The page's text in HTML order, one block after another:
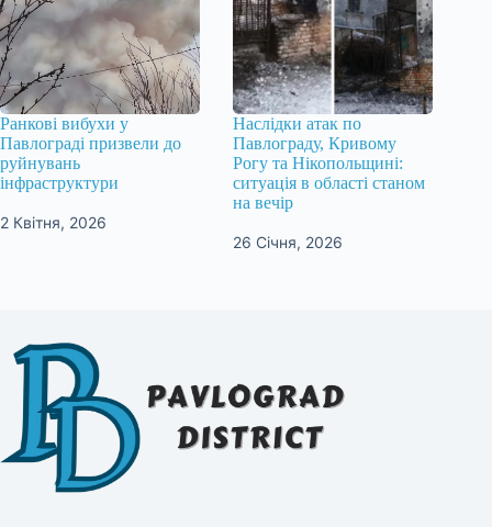
Ранкові вибухи у
Павлограді призвели до
руйнувань
інфраструктури
2 Квітня, 2026
Наслідки атак по
Павлограду, Кривому
Рогу та Нікопольщині:
ситуація в області станом
на вечір
26 Січня, 2026